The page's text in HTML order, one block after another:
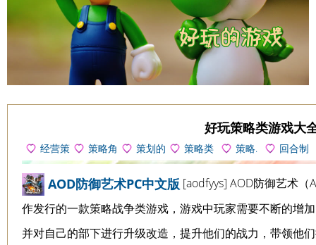
好玩策略类游戏大
经营策
略
策略角
色扮演
策划的
爱
策略类
卡牌游戏
策略.
独立.调查
回合制
策略
AOD防御艺术PC中文版 [aodfyys] AOD防御艺术（
作发行的一款策略战争类游戏，游戏中玩家需要不断的增
并对自己的部下进行升级改造，提升他们的战力，带领他